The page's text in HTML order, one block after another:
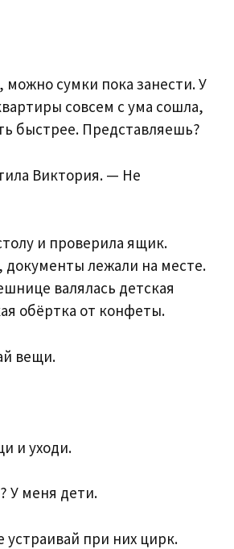
сумки пока занести. У
совсем с ума сошла,
быстрее. Представляешь?
Виктория. — Не
и проверила ящик.
документы лежали на месте.
валялась детская
обёртка от конфеты.
вещи.
и уходи.
У меня дети.
при них цирк.